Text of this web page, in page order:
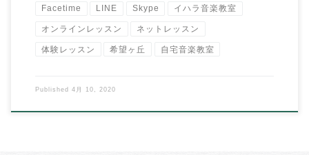
Facetime LINE Skype イハラ音楽教室
オンラインレッスン ネットレッスン
体験レッスン 希望ヶ丘 自宅音楽教室
Published 4月 10, 2020